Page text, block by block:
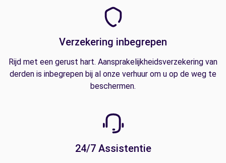
Verzekering inbegrepen
Rijd met een gerust hart. Aansprakelijkheidsverzekering van
derden is inbegrepen bij al onze verhuur om u op de weg te
beschermen.
24/7 Assistentie